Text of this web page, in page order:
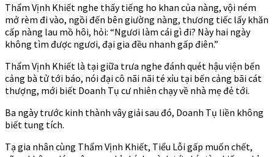
Thẩm Vịnh Khiết nghe thấy tiếng ho khan của nàng, vội ném
mở rèm đi vào, ngồi đến bên giường nàng, thương tiếc lấy khăn
cấp nàng lau mồ hôi, hỏi: “Ngươi làm cái gì đi? Này hai ngày
không tìm được ngươi, đại gia đều nhanh gấp điên.”
Thẩm Vịnh Khiết là tại giữa trưa nghe đánh quét hậu viện bến
cảng bà tử tới báo, nói đại cô nãi nãi té xỉu tại bến cảng bãi cát
thượng, mới biết Doanh Tụ cư nhiên chạy về nhà mẹ đẻ tới.
Ba ngày trước kinh thành vây giải sau đó, Doanh Tụ liền không
biết tung tích.
Tạ gia nhân cùng Thẩm Vịnh Khiết, Tiểu Lỗi gấp muốn chết,